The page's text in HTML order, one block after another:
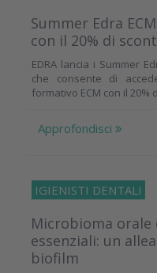
Summer Edra
con il 20% di
EDRA lancia i Summer
che consente di
formativo ECM con il 20%
Approfondisci
IGIENISTI DENTALI
Microbioma
essenziali: un
biofilm